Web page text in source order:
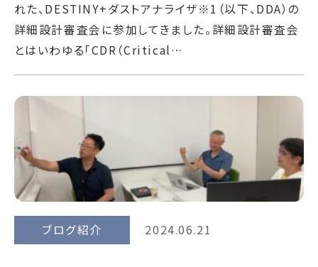
れた、DESTINY+ダストアナライザ※1（以下、DDA）の
詳細設計審査会に参加してきました。詳細設計審査会
とはいわゆる「CDR（Critical…
ブログ紹介 2024.06.21